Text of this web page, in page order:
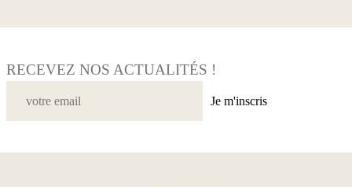
RECEVEZ NOS ACTUALITÉS !
Je m'inscris